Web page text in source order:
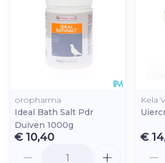
oropharma
Ideal Bath Salt Pdr
Duiven 1000g
€ 10,40
Kela
€